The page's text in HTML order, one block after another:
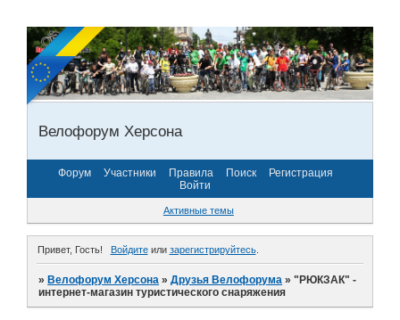
Велофорум Херсона
Форум Участники Правила Поиск
Регистрация
Войти
Активные темы
Привет, Гость! Войдитеили зарегистрируйтесь.
»Велофорум Херсона »Друзья Велофорума »"РЮКЗАК" -
интернет-магазин туристического снаряжения